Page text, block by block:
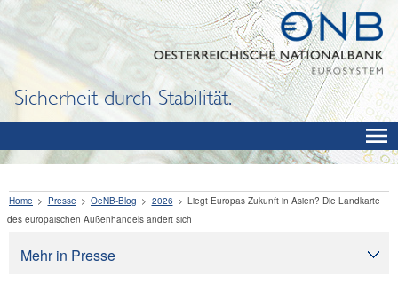
Sicherheit durch Stabilität.
Mehr in Presse
Home Presse OeNB-Blog 2026
Liegt Europas Zukunft in Asien? Die Landkarte
des europäischen Außenhandels ändert sich